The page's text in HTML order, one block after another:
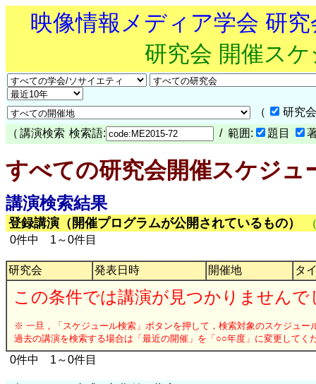
映像情報メディア学会 研
研究会 開催ス
（
研究
（ 講演検索 検索語: / 範囲: 題目
すべての研究会開催スケジュ
講演検索結果
登録講演（開催プログラムが公開されているもの）
0件中 1～0件目
研究会 発表日時 開催地 タ
この条件では講演が見つかりませんで
※ 一旦，「スケジュール検索」ボタンを押して，検索対象のスケジュー
過去の講演を検索する場合は「最近の開催」を「○○年度」に変更してく
0件中 1～0件目